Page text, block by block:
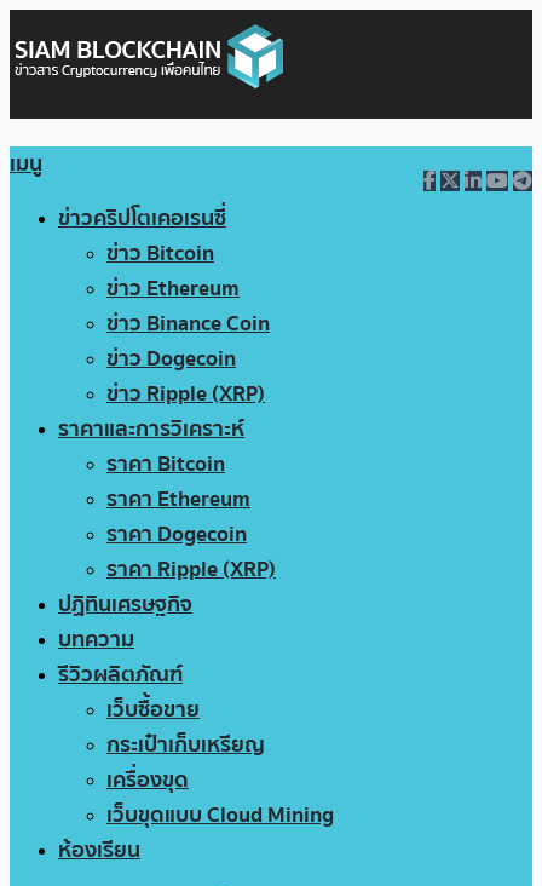
เมนู
ข่าวคริปโตเคอเรนซี่
ข่าว Bitcoin
ข่าว Ethereum
ข่าว Binance Coin
ข่าว Dogecoin
ข่าว Ripple (XRP)
ราคาและการวิเคราะห์
ราคา Bitcoin
ราคา Ethereum
ราคา Dogecoin
ราคา Ripple (XRP)
ปฏิทินเศรษฐกิจ
บทความ
รีวิวผลิตภัณฑ์
เว็บซื้อขาย
กระเป๋าเก็บเหรียญ
เครื่องขุด
เว็บขุดแบบ Cloud Mining
ห้องเรียน